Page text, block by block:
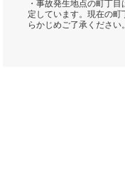
・事故発生地点の町丁
定しています。現在の
らかじめご了承ください。